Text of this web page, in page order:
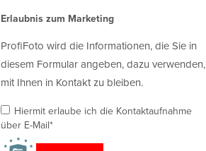
Erlaubnis zum Marketing
ProfiFoto wird die Informationen, die Sie in
diesem Formular angeben, dazu verwenden,
mit Ihnen in Kontakt zu bleiben.
Hiermit erlaube ich die Kontaktaufnahme
über E-Mail*